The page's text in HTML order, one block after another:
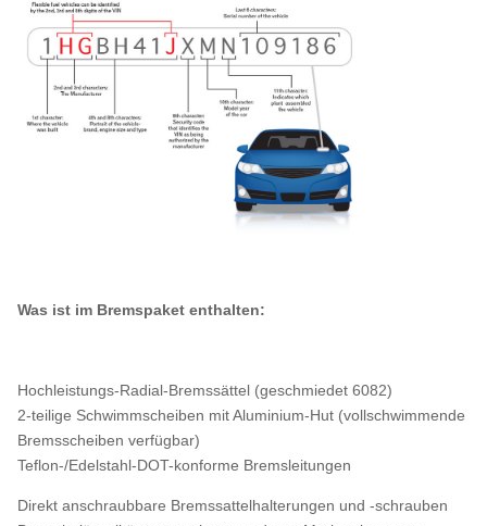
Was ist im Bremspaket enthalten:
Hochleistungs-Radial-Bremssättel (geschmiedet 6082)
2-teilige Schwimmscheiben mit Aluminium-Hut (vollschwimmende
Bremsscheiben verfügbar)
Teflon-/Edelstahl-DOT-konforme Bremsleitungen
Direkt anschraubbare Bremssattelhalterungen und -schrauben